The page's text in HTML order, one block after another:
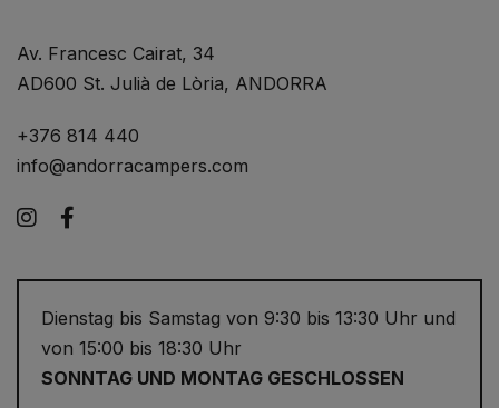
Av. Francesc Cairat, 34
AD600 St. Julià de Lòria, ANDORRA
+376 814 440
info@andorracampers.com
Instagram
Dienstag bis Samstag von 9:30 bis 13:30 Uhr und
von 15:00 bis 18:30 Uhr
SONNTAG UND MONTAG GESCHLOSSEN